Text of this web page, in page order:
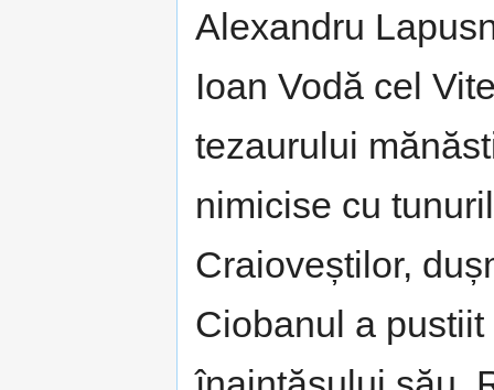
Alexandru
Ioan Vodă cel
tezaurului
nimicise cu
Craioveștilor,
Ciobanul a